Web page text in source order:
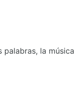
palabras, la música